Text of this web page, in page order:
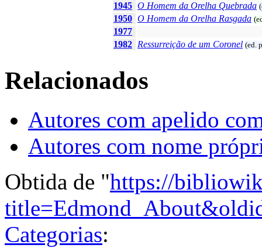
1945 O Homem da Orelha Quebrada
1950 O Homem da Orelha Rasgada
1977
1982 Ressurreição de um Coronel (ed.
Relacionados
Autores com apelido
Autores com nome
Obtida de "https://
Categorias: